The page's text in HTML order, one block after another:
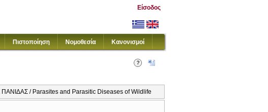
Είσοδος
Πιστοποίηση Νομοθεσία Κανονισμοί
/ Parasites and Parasitic Diseases of Wildlife